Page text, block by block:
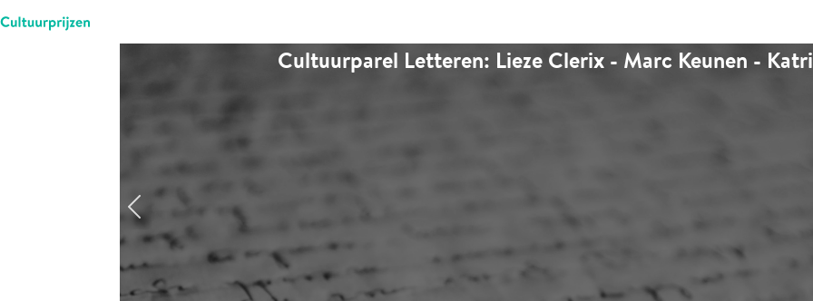
Cultuurparel Letteren: Lieze Clerix - Marc Keunen -